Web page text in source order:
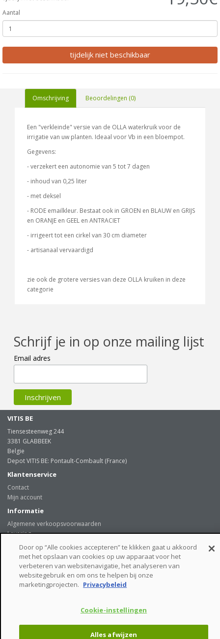
Aantal
tijdelijk niet beschikbaar
Omschrijving Beoordelingen (0)
Een "verkleinde" versie van de OLLA waterkruik voor de
irrigatie van uw planten. Ideaal voor Vb in een bloempot.
Gegevens:
- verzekert een autonomie van 5 tot 7 dagen
- inhoud van 0,25 liter
- met deksel
- RODE emailkleur. Bestaat ook in GROEN en BLAUW en GRIJS
en ORANJE en GEEL en ANTRACIET
- irrigeert tot een cirkel van 30 cm diameter
- artisanaal vervaardigd
zie ook de grotere versies van deze OLLA kruiken in deze
categorie
Schrijf je in op onze mailing lijst
Email adres
VITIS BE
Tiensesteenweg 244
3381 GLABBEEK
Belgie
Depot VITIS BE: Pontault-Combault (France)
Klantenservice
Contact
Mijn account
Informatie
Algemene verkoopsvoorwaarden
Levering
Onze klanten getuigen
Privacybeleid
Links
beveiligde betaalmogelijkheden
Door op “Alle cookies accepteren” te klikken gaat u akkoord
met het opslaan van cookies op uw apparaat voor het
verbeteren van websitenavigatie, het analyseren van
websitegebruik en om ons te helpen bij onze
marketingprojecten. Privacybeleid
Cookie-instellingen
Alles afwijzen